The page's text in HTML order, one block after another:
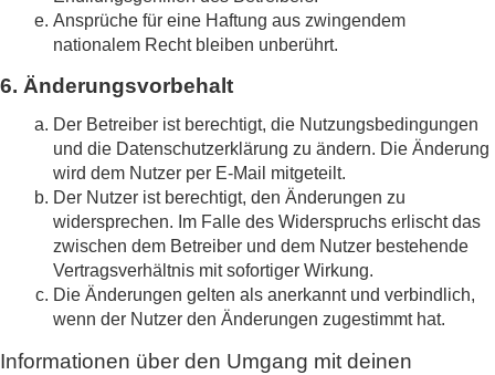
Ansprüche für eine Haftung aus zwingendem
nationalem Recht bleiben unberührt.
6. Änderungsvorbehalt
Der Betreiber ist berechtigt, die Nutzungsbedingungen
und die Datenschutzerklärung zu ändern. Die Änderung
wird dem Nutzer per E-Mail mitgeteilt.
Der Nutzer ist berechtigt, den Änderungen zu
widersprechen. Im Falle des Widerspruchs erlischt das
zwischen dem Betreiber und dem Nutzer bestehende
Vertragsverhältnis mit sofortiger Wirkung.
Die Änderungen gelten als anerkannt und verbindlich,
wenn der Nutzer den Änderungen zugestimmt hat.
Informationen über den Umgang mit deinen